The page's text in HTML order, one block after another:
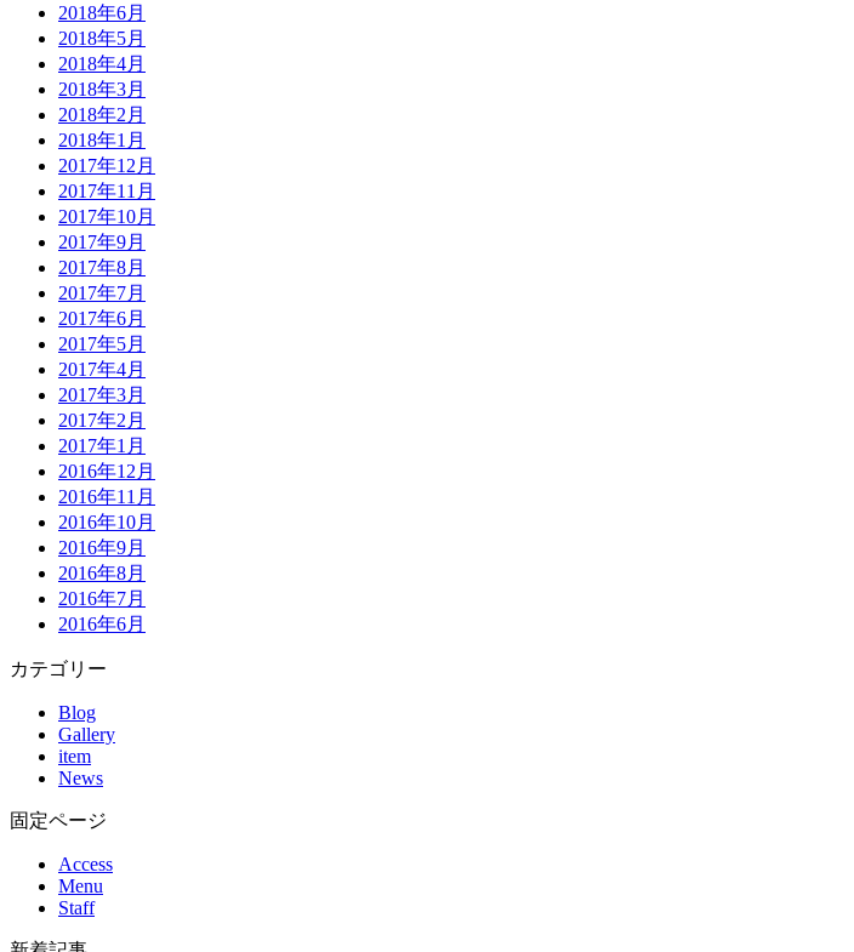
2018年6月
2018年5月
2018年4月
2018年3月
2018年2月
2018年1月
2017年12月
2017年11月
2017年10月
2017年9月
2017年8月
2017年7月
2017年6月
2017年5月
2017年4月
2017年3月
2017年2月
2017年1月
2016年12月
2016年11月
2016年10月
2016年9月
2016年8月
2016年7月
2016年6月
カテゴリー
Blog
Gallery
item
News
固定ページ
Access
Menu
Staff